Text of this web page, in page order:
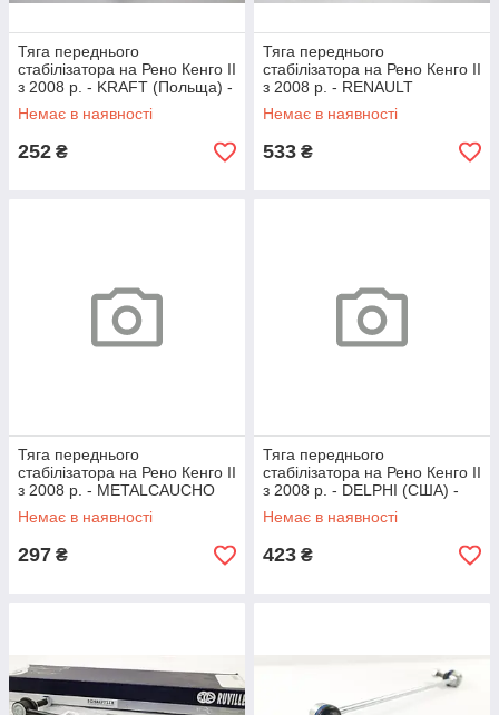
Тяга переднього
стабілізатора на Рено Кенго II
з 2008 р. - KRAFT (Польща) -
4305024
Немає в наявності
252 ₴
Тяга переднього
стабілізатора на Рено Кенго II
з 2008 р. - RENAULT
(Оригінал) - 546181925R
Немає в наявності
533 ₴
Тяга переднього
стабілізатора на Рено Кенго II
з 2008 р. - METALCAUCHO
(Іспанія) - MC4855
Немає в наявності
297 ₴
Тяга переднього
стабілізатора на Рено Кенго II
з 2008 р. - DELPHI (США) -
TC2047
Немає в наявності
423 ₴